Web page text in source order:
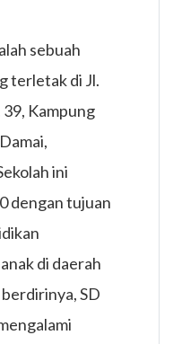
sebuah
terletak di Jl.
Kampung
ini
dengan tujuan
di daerah
SD